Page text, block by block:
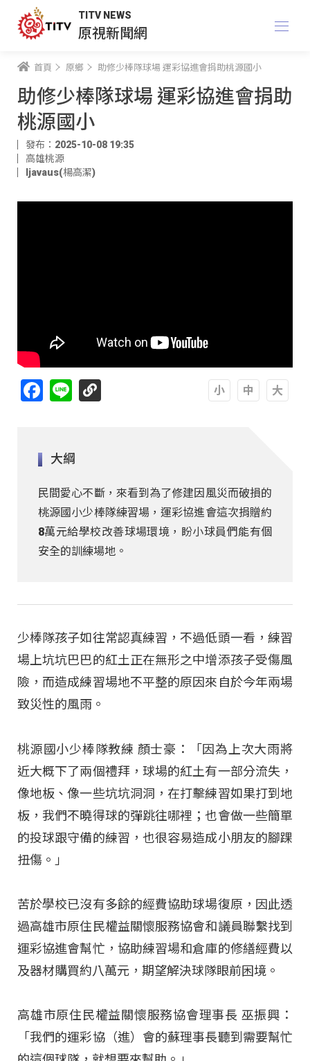
TITV NEWS
原視新聞網
首頁 原鄉 助修少棒隊球場 運彩協進會捐助桃源國小
助修少棒隊球場 運彩協進會捐助
桃源國小
發布：2025-10-08 19:35
高雄桃源
ljavaus(楊高潔)
Facebook
Line
大綱
民間愛心不斷，來看到為了修建因風災而破損的
桃源國小少棒隊練習場，運彩協進會這次捐贈約
8萬元給學校改善球場環境，盼小球員們能有個
安全的訓練場地。
少棒隊孩子如往常認真練習，不過低頭一看，練習
場上坑坑巴巴的紅土正在無形之中增添孩子受傷風
險，而造成練習場地不平整的原因來自於今年兩場
致災性的風雨。
桃源國小少棒隊教練 顏士豪：「因為上次大雨將
近大概下了兩個禮拜，球場的紅土有一部分流失，
像地板、像一些坑坑洞洞，在打擊練習如果打到地
板，我們不曉得球的彈跳往哪裡；也會做一些簡單
的投球跟守備的練習，也很容易造成小朋友的腳踝
扭傷。」
苦於學校已沒有多餘的經費協助球場復原，因此透
過高雄市原住民權益關懷服務協會和議員聯繫找到
運彩協進會幫忙，協助練習場和倉庫的修繕經費以
及器材購買約八萬元，期望解決球隊眼前困境。
高雄市原住民權益關懷服務協會理事長 巫振興：
「我們的運彩協（進）會的蘇理事長聽到需要幫忙